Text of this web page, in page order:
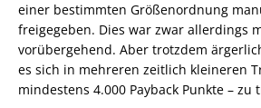
einer bestimmten Größenordnung
freigegeben. Dies war zwar allerdings
vorübergehend. Aber trotzdem
es sich in mehreren zeitlich kleineren
mindestens 4.000 Payback Punkte – zu